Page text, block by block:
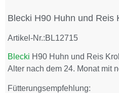
Blecki H90 Huhn und Reis
Artikel-Nr.:BL12715
Blecki H90 Huhn und Reis
Alter nach dem 24. Monat mit
Fütterungsempfehlung: